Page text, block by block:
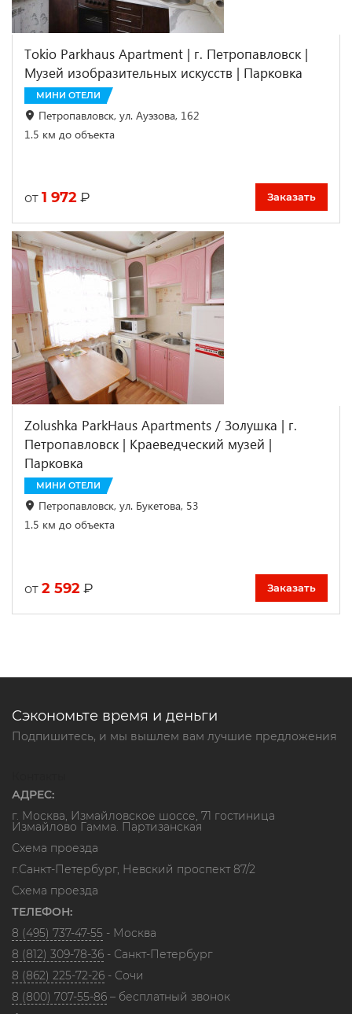
Tokio Parkhaus Apartment | г. Петропавловск |
Музей изобразительных искусств | Парковка
МИНИ ОТЕЛИ
Петропавловск, ул. Ауэзова, 162
1.5 км до объекта
от 1 972 ₽ Заказать
Zolushka ParkHaus Apartments / Золушка | г.
Петропавловск | Краеведческий музей |
Парковка
МИНИ ОТЕЛИ
Петропавловск, ул. Букетова, 53
1.5 км до объекта
от 2 592 ₽ Заказать
Сэкономьте время и деньги
Подпишитесь, и мы вышлем вам лучшие предложения
АДРЕС:
г. Москва, Измайловское шоссе, 71 гостиница
Измайлово Гамма. Партизанская
Схема проезда
г.Санкт-Петербург, Невский проспект 87/2
Схема проезда
ТЕЛЕФОН:
8 (495) 737-47-55 - Москва
8 (812) 309-78-36 - Санкт-Петербург
8 (862) 225-72-26 - Сочи
8 (800) 707-55-86 – бесплатный звонок